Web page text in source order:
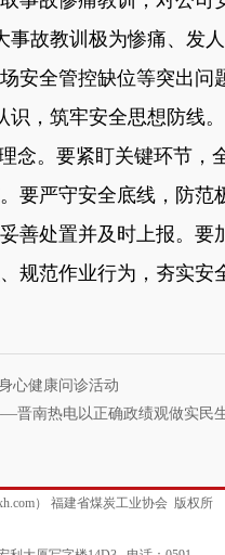
事故教训极为惨痛、发
安全管控缺位等突出问
识，筑牢安全思想防线
念。要紧盯关键环节
要严守安全底线，防
善处置并及时上报。
规范作业行为，夯实
心健康问诊活动
晋南热电以正确政绩观做实民
） 福建省煤炭工业协会 版权所